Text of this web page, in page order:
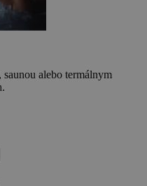
alebo termálnym